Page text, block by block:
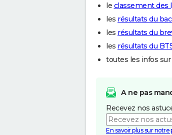
le classement des
les résultats du
les résultats du
les résultats du
toutes les infos sur
A ne pas
Recevez nos
En savoir plus sur